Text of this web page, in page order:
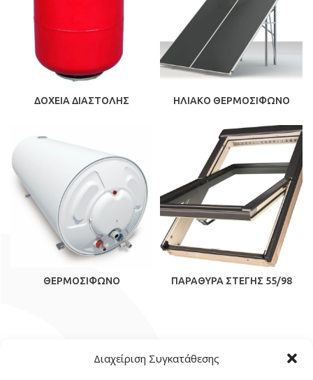
Διαχείριση Συγκατάθεσης
ΔΟΧΕΙΑ ΔΙΑΣΤΟΛΗΣ ΗΛΙΑΚΟ ΘΕΡΜΟΣΙΦΩΝΟ
ΘΕΡΜΟΣΙΦΩΝΟ ΠΑΡΑΘΥΡΑ ΣΤΕΓΗΣ 55/98